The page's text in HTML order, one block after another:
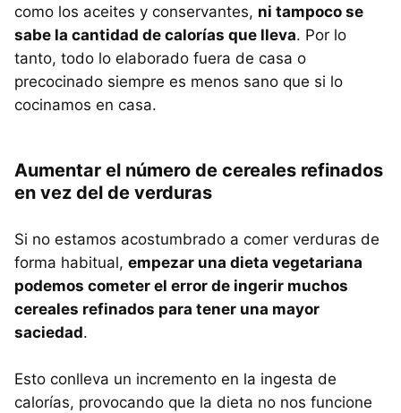
como los aceites y conservantes, ni tampoco se
sabe la cantidad de calorías que lleva. Por lo
tanto, todo lo elaborado fuera de casa o
precocinado siempre es menos sano que si lo
cocinamos en casa.
Aumentar el número de cereales refinados
en vez del de verduras
Si no estamos acostumbrado a comer verduras de
forma habitual, empezar una dieta vegetariana
podemos cometer el error de ingerir muchos
cereales refinados para tener una mayor
saciedad.
Esto conlleva un incremento en la ingesta de
calorías, provocando que la dieta no nos funcione